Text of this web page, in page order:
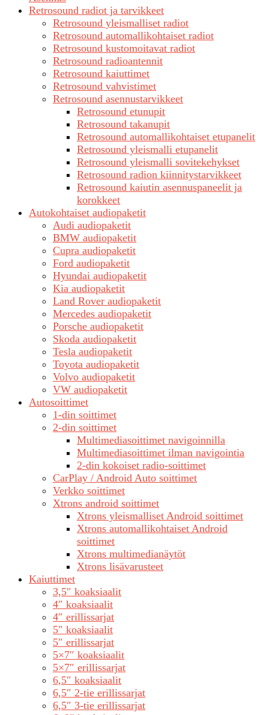
Retrosound radiot ja tarvikkeet
Retrosound yleismalliset radiot
Retrosound automallikohtaiset radiot
Retrosound kustomoitavat radiot
Retrosound radioantennit
Retrosound kaiuttimet
Retrosound vahvistimet
Retrosound asennustarvikkeet
Retrosound etunupit
Retrosound takanupit
Retrosound automallikohtaiset etupanelit
Retrosound yleismalli etupanelit
Retrosound yleismalli sovitekehykset
Retrosound radion kiinnitystarvikkeet
Retrosound kaiutin asennuspaneelit ja
korokkeet
Autokohtaiset audiopaketit
Audi audiopaketit
BMW audiopaketit
Cupra audiopaketit
Ford audiopaketit
Hyundai audiopaketit
Kia audiopaketit
Land Rover audiopaketit
Mercedes audiopaketit
Porsche audiopaketit
Skoda audiopaketit
Tesla audiopaketit
Toyota audiopaketit
Volvo audiopaketit
VW audiopaketit
Autosoittimet
1-din soittimet
2-din soittimet
Multimediasoittimet navigoinnilla
Multimediasoittimet ilman navigointia
2-din kokoiset radio-soittimet
CarPlay / Android Auto soittimet
Verkko soittimet
Xtrons android soittimet
Xtrons yleismalliset Android soittimet
Xtrons automallikohtaiset Android
soittimet
Xtrons multimedianäytöt
Xtrons lisävarusteet
Kaiuttimet
3,5″ koaksiaalit
4″ koaksiaalit
4″ erillissarjat
5″ koaksiaalit
5″ erillissarjat
5×7″ koaksiaalit
5×7″ erillissarjat
6,5″ koaksiaalit
6,5″ 2-tie erillissarjat
6,5″ 3-tie erillissarjat